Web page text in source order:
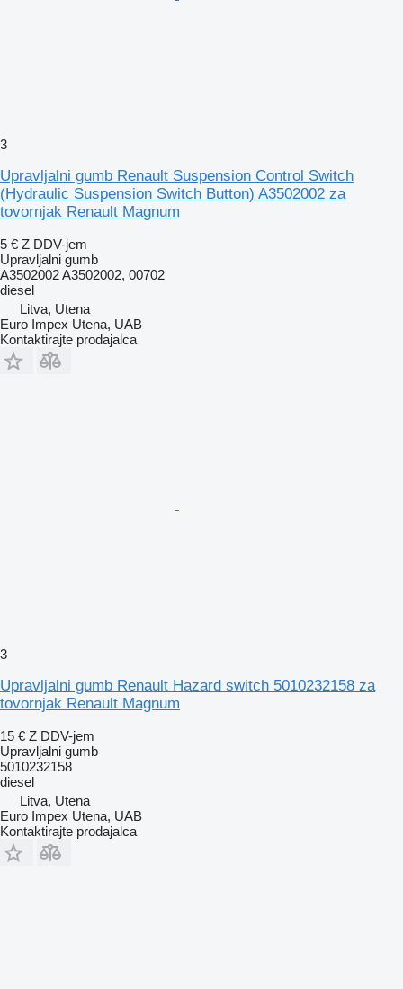
3
Upravljalni gumb Renault Suspension Control Switch
(Hydraulic Suspension Switch Button) A3502002 za
tovornjak Renault Magnum
5 € Z DDV-jem
Upravljalni gumb
A3502002 A3502002, 00702
diesel
Litva, Utena
Euro Impex Utena, UAB
Kontaktirajte prodajalca
3
Upravljalni gumb Renault Hazard switch 5010232158 za
tovornjak Renault Magnum
15 € Z DDV-jem
Upravljalni gumb
5010232158
diesel
Litva, Utena
Euro Impex Utena, UAB
Kontaktirajte prodajalca